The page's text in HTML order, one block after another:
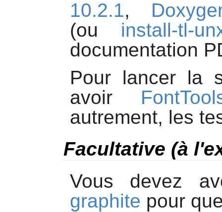
10.2.1,
(ou install-tl-
documentation
Pour lancer la
avoir
autrement, les
Facultative (à
Vous devez
graphite pour